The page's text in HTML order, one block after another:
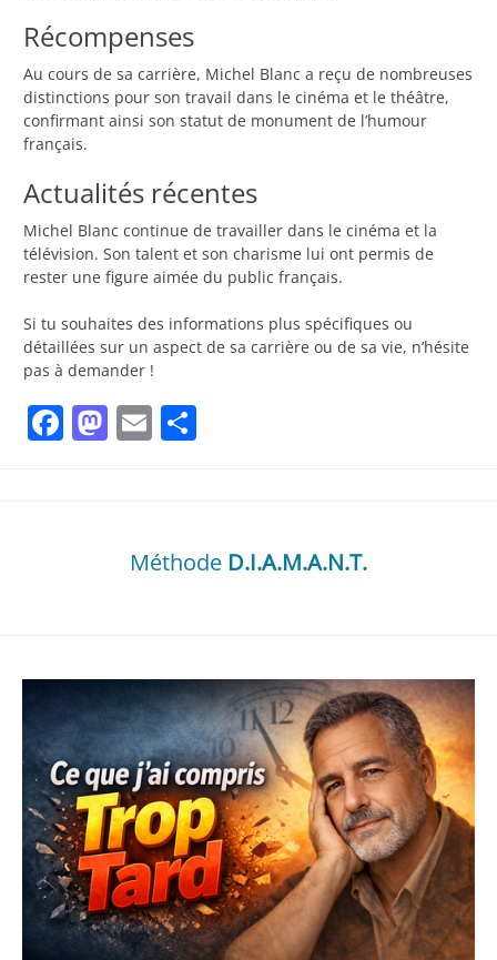
Récompenses
Au cours de sa carrière, Michel Blanc a reçu de nombreuses
distinctions pour son travail dans le cinéma et le théâtre,
confirmant ainsi son statut de monument de l’humour
français.
Actualités récentes
Michel Blanc continue de travailler dans le cinéma et la
télévision. Son talent et son charisme lui ont permis de
rester une figure aimée du public français.
Si tu souhaites des informations plus spécifiques ou
détaillées sur un aspect de sa carrière ou de sa vie, n’hésite
pas à demander !
Facebook
Mastodon
Email
Méthode D.I.A.M.A.N.T.